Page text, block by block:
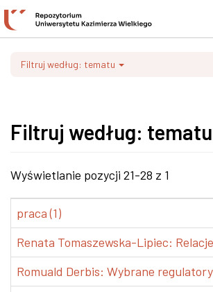
Filtruj według: tematu
Filtruj według: tematu
Wyświetlanie pozycji 21-28 z 1
praca (1)
Renata Tomaszewska-Lipiec:
Romuald Derbis: Wybrane